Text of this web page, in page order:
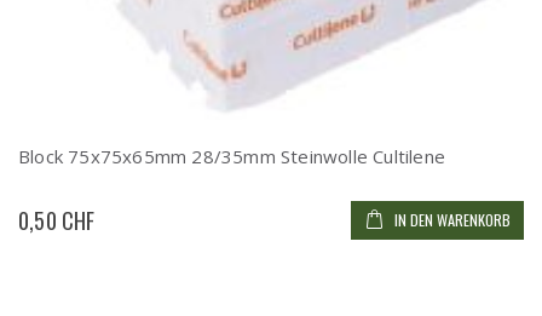
Block 75x75x65mm 28/35mm Steinwolle Cultilene
0,50 CHF IN DEN WARENKORB